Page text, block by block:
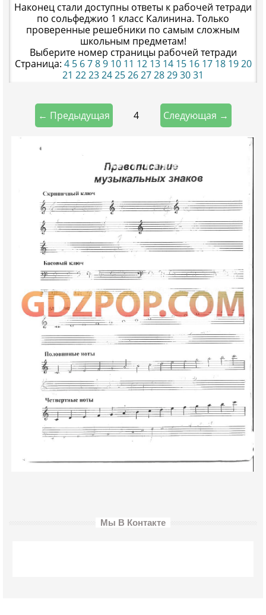
Наконец стали доступны ответы к рабочей тетради
по сольфеджио 1 класс Калинина. Только
проверенные решебники по самым сложным
школьным предметам!
Выберите номер страницы рабочей тетради
Страница: 4567891011 121314151617181920
21 22232425262728293031
← Предыдущая 4 Следующая →
Мы В Контакте